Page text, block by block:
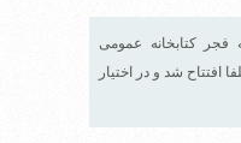
فجر کتابخانه عمومی
افتتاح شد و در اختیار